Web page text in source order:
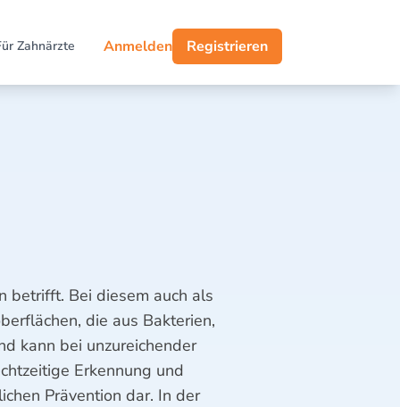
Zahnärzte Anmelden Registrieren
betrifft. Bei diesem auch als
die aus Bakterien,
kann bei unzureichender
Erkennung und
Prävention dar. In der